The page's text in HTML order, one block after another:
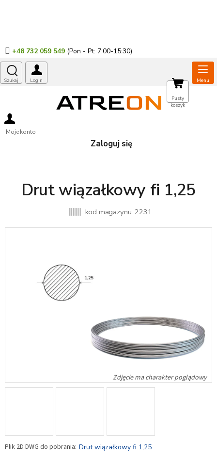
+48 732 059 549
Moje konto
Zaloguj się
KOSZYK
Pusty
koszyk
Drut wiązałkowy fi 1,25
kod magazynu: 2231
Drut wiązałkowy fi 1,25